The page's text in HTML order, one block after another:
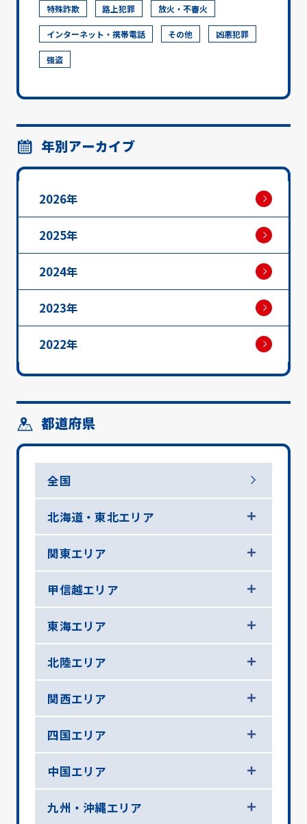
特殊詐欺 路上犯罪 放火・不審火
インターネット・携帯電話 その他 凶悪犯罪
強盗
年別アーカイブ
2026年
2025年
2024年
2023年
2022年
都道府県
全国
北海道・東北エリア
関東エリア
甲信越エリア
東海エリア
北陸エリア
関西エリア
四国エリア
中国エリア
九州・沖縄エリア